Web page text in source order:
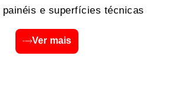
painéis e superfícies técnicas
Ver mais